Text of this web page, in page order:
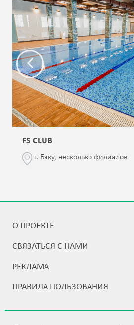
FS CLUB
г. Баку, несколько филиалов
О ПРОЕКТЕ
СВЯЗАТЬСЯ С НАМИ
РЕКЛАМА
ПРАВИЛА ПОЛЬЗОВАНИЯ